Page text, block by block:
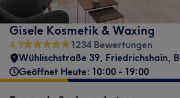
Gisele Kosmetik & Waxing
4,9
1234 Bewertungen
Wühlischstraße 39, Friedrichshain,
Geöffnet Heute: 10:00 - 19:00